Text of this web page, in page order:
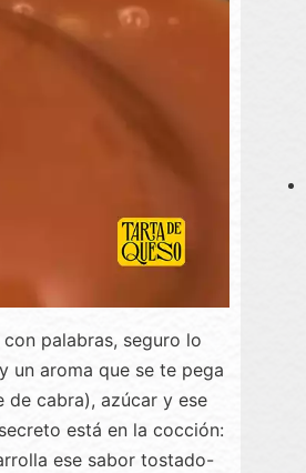
palabras, seguro lo
un aroma que se te pega
de cabra), azúcar y ese
está en la cocción:
ese sabor tostado-